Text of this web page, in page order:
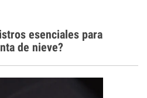
esenciales para
de nieve?